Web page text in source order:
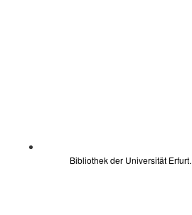
Bibliothek der Universität Erfurt.